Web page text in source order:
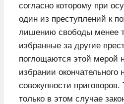
согласно которому при
один из преступлений к
лишению свободы менее
избранные за другие
поглощаются этой мерой
избрании окончательного
совокупности
только в этом случае